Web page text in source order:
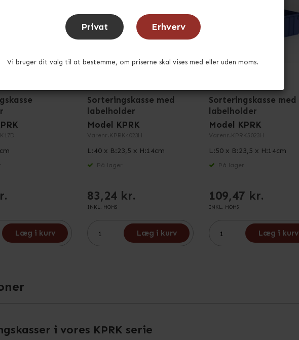
Privat Erhverv
Vi bruger dit valg til at bestemme, om priserne skal vises med eller uden moms.
Læg i kurv
Sorteringskasse med
labelholder
Model KPRK
Varenr. KPRK4023H
L:40 x B:23,5 x H:14cm
På lager
83,24 kr.
INKL. MOMS
Læg i kurv
Sorteringskasse med
labelholder
Model KPRK
Varenr. KPRK5023H
L:50 x B:23,5 x H:14cm
På lager
109,47 kr.
INKL. MOMS
Læg i kurv
i vores KPRK serie